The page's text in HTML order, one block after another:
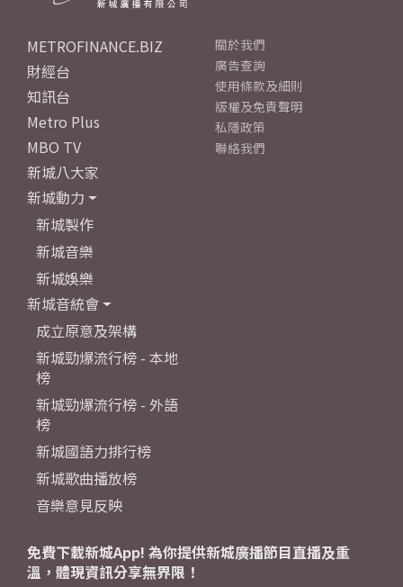
METROFINANCE.BIZ
財經台
知訊台
Metro Plus
MBO TV
新城八大家
新城動力
新城製作
新城音樂
新城娛樂
新城音統會
成立原意及架構
新城勁爆流行榜 - 本地
榜
新城勁爆流行榜 - 外語
榜
新城國語力排行榜
新城歌曲播放榜
音樂意見反映
關於我們
廣告查詢
使用條款及細則
版權及免責聲明
私隱政策
聯絡我們
免費下載新城App! 為你提供新城廣播節目直播及重
溫，體現資訊分享無界限！